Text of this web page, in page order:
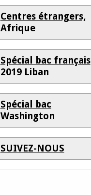
Centres étrangers,
Afrique
Spécial bac français
2019 Liban
Spécial bac
Washington
SUIVEZ-NOUS